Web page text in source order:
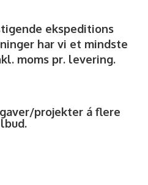
ekspeditions
har vi et mindste
moms pr. levering.
projekter á flere